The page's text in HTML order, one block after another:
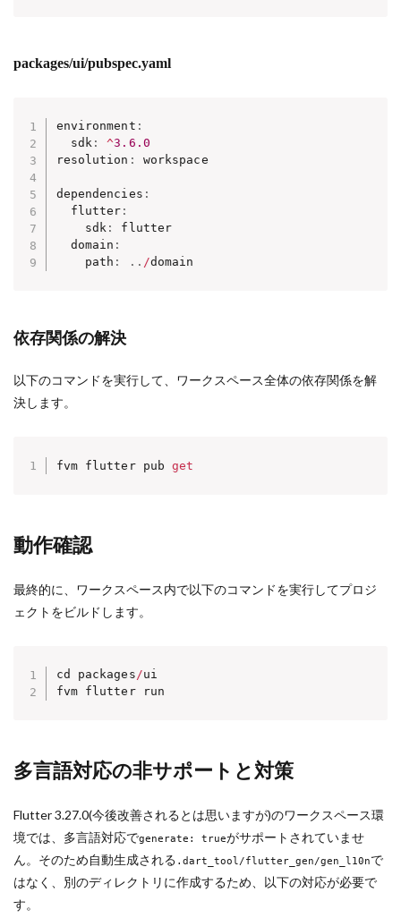
packages/ui/pubspec.yaml
environment :
  sdk
: ^3.6 .0
resolution : workspace
dependencies :
  flutter
:
    sdk
:
flutter
  domain
:
    path
: . . /domain
依存関係の解決
以下のコマンドを実行して、ワークスペース全体の依存関係を解
決します。
fvm flutter pub get
動作確認
最終的に、ワークスペース内で以下のコマンドを実行してプロジ
ェクトをビルドします。
cd packages/ui
fvm flutter run
多言語対応の非サポートと対策
Flutter 3.27.0(今後改善されるとは思いますが)のワークスペース環
境では、多言語対応でgenerate: trueがサポートされていませ
ん。そのため自動生成される .dart_tool/flutter_gen/gen_l10nで
はなく、別のディレクトリに作成するため、以下の対応が必要で
す。